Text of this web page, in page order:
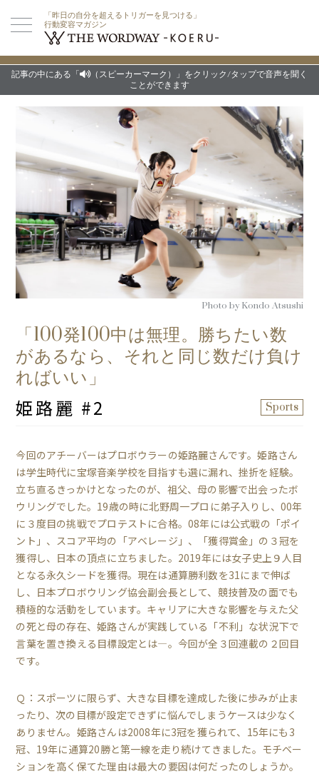
「昨日の自分を超えるトリガーを見つける」
行動変容マガジン
記事の中にある「
（スピーカーマーク）」をクリック/タップで音声を聞く
ことができます
Photo by Kondo Atsushi
「100発100中は無理。勝ちたい数
があるなら、それと同じ数だけ負け
ればいい」
姫路麗 #2 Sports
今回のアチーバーはプロボウラーの姫路麗さんです。姫路さん
は学生時代に宝塚音楽学校を目指すも選に漏れ、挫折を経験。
立ち直るきっかけとなったのが、祖父、母の影響で出会ったボ
ウリングでした。19歳の時に北野周一プロに弟子入りし、00年
に３度目の挑戦でプロテストに合格。08年には公式戦の「ポイ
ント」、スコア平均の「アベレージ」、「獲得賞金」の３冠を
獲得し、日本の頂点に立ちました。2019年には女子史上９人目
となる永久シードを獲得。現在は通算勝利数を31にまで伸ば
し、日本プロボウリング協会副会長として、競技普及の面でも
積極的な活動をしています。キャリアに大きな影響を与えた父
の死と母の存在、姫路さんが実践している「不利」な状況下で
言葉を置き換える目標設定とは―。今回が全３回連載の２回目
です。
Ｑ：スポーツに限らず、大きな目標を達成した後に歩みが止ま
ったり、次の目標が設定できずに悩んでしまうケースは少なく
ありません。姫路さんは2008年に3冠を獲られて、15年にも3
冠、19年に通算20勝と第一線を走り続けてきました。モチベー
ションを高く保てた理由は最大の要因は何だったのしょうか。